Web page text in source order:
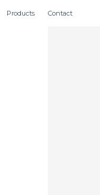
Products Contact